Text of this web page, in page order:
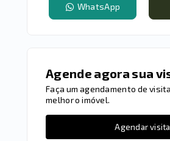
WhatsApp
Agende agora sua
Faça um agendamento de
melhor o imóvel.
Agendar visita